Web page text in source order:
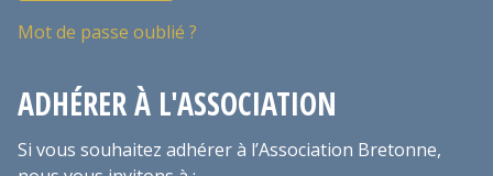
Mot de passe oublié ?
ADHÉRER À L'ASSOCIATION
Si vous souhaitez adhérer à l’Association Bretonne,